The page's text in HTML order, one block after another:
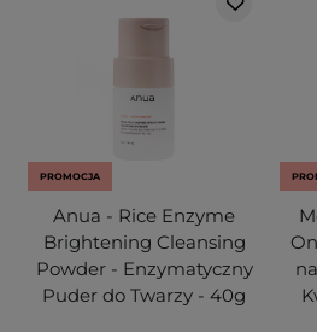
PROMOCJA
Anua - Rice Enzyme
Brightening Cleansing
Powder - Enzymatyczny
Puder do Twarzy - 40g